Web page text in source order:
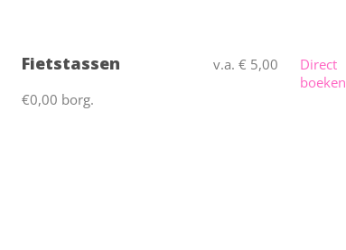
Fietstassen
€0,00 borg.
v.a. € 5,00
Direct
boeken